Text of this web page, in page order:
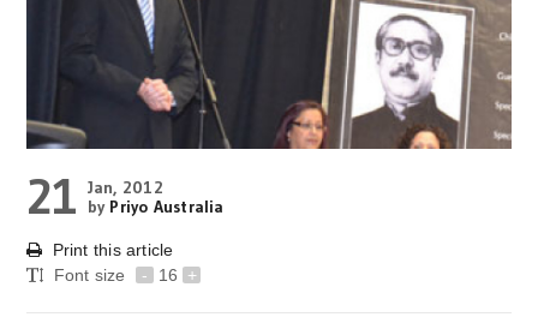
21 Jan, 2012
by Priyo Australia
Print this article
Font size
- 16 +